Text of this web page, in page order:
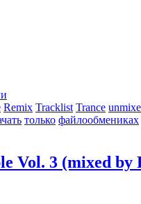
Remix Tracklist Trance
только файлообмениках
Vol. 3 (mixed by